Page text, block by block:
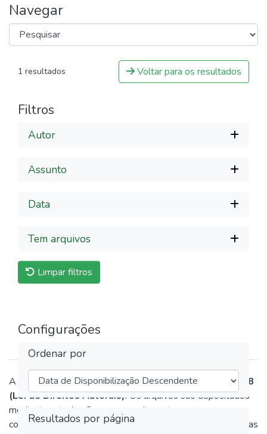
Navegar
1 resultados Voltar para os resultados
Filtros
Autor
Assunto
Data
Tem arquivos
Limpar filtros
Configurações
Ordenar por
Resultados por página
A disponibilização destas obras respeita aLei nº 9.610/98
(Lei de Direitos Autorais). Os arquivos são depositados
mediante autorização expressa dos autores ou em
conformidade com as políticas de arquivamento das editoras